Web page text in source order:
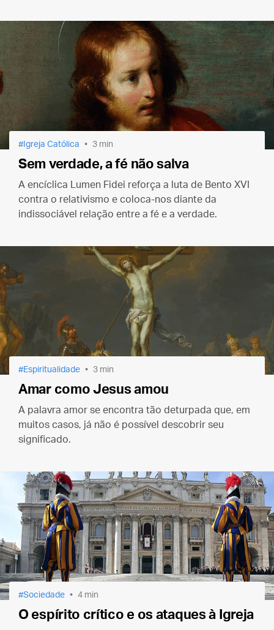
Igreja Católica 3 min
Sem verdade, a fé não salva
A encíclica Lumen Fidei reforça a luta de Bento XVI
contra o relativismo e coloca-nos diante da
indissociável relação entre a fé e a verdade.
Espiritualidade 3 min
Amar como Jesus amou
A palavra amor se encontra tão deturpada que, em
muitos casos, já não é possível descobrir seu
significado.
Sociedade 4 min
O espírito crítico e os ataques à Igreja